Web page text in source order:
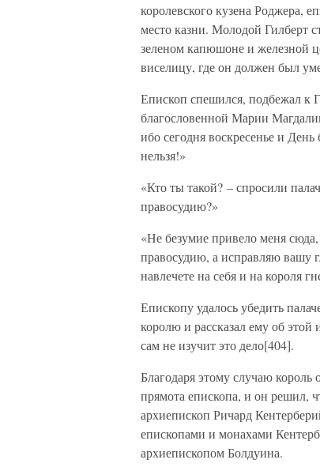
королевского кузена Роджера,
место казни. Молодой Гилберт
зеленом капюшоне и железной
виселицу, где он должен был
Епископ спешился, подбежал к
благословенной Марии
ибо сегодня воскресенье и
нельзя!»
«Кто ты такой? – спросили
правосудию?»
«Не безумие привело меня
правосудию, а исправляю вашу
навлечете на себя и на короля
Епископу удалось убедить
королю и рассказал ему об этой
сам не изучит это дело[404].
Благодаря этому случаю
прямота епископа, и он решил,
архиепископ Ричард
епископами и монахами
архиепископом Болдуина.